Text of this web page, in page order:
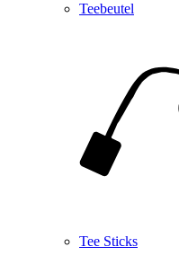
Teebeutel
Tee Sticks